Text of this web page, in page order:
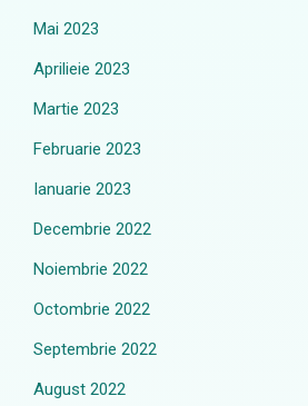
Mai 2023
Aprilieie 2023
Martie 2023
Februarie 2023
Ianuarie 2023
Decembrie 2022
Noiembrie 2022
Octombrie 2022
Septembrie 2022
August 2022